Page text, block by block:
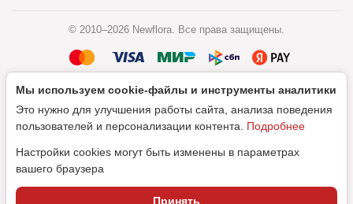
© 2010–2026 Newflora. Все права защищены.
Политика обработки персональных данных
Согласие на обработку персональных данных
Мы используем cookie‑файлы и инструменты аналитики
Это нужно для улучшения работы сайта, анализа поведения
пользователей и персонализации контента. Подробнее
Настройки cookies могут быть изменены в параметрах
вашего браузера
Принять